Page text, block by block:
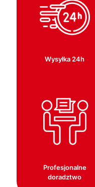
Wysyłka 24h
Profesjonalne
doradztwo